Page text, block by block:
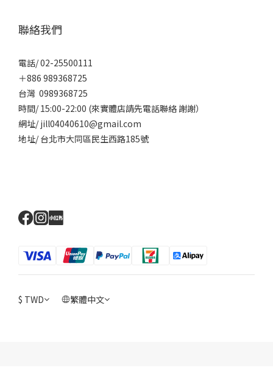
聯絡我們
電話/ 02-25500111
＋886 989368725
台灣 0989368725
時間/ 15:00-22:00 (來實體店請先電話聯絡 謝謝）
網址/ jill04040610@gmail.com
地址/ 台北市大同區民生西路185號
$ TWD 繁體中文